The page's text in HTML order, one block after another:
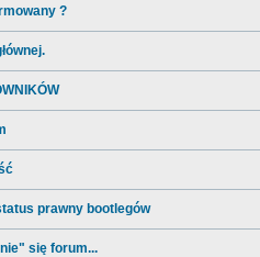
?
prawny bootlegów
się forum...